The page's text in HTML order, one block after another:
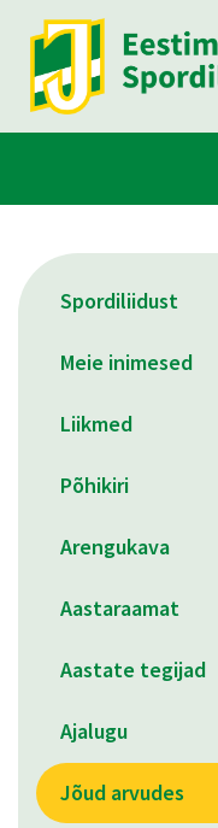
Spordiliidust
Meie inimesed
Liikmed
Põhikiri
Arengukava
Aastaraamat
Aastate tegijad
Ajalugu
Jõud arvudes